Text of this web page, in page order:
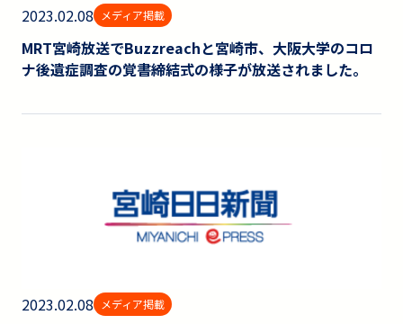
2023.02.08 メディア掲載
MRT宮崎放送でBuzzreachと宮崎市、大阪大学のコロ
ナ後遺症調査の覚書締結式の様子が放送されました。
2023.02.08 メディア掲載